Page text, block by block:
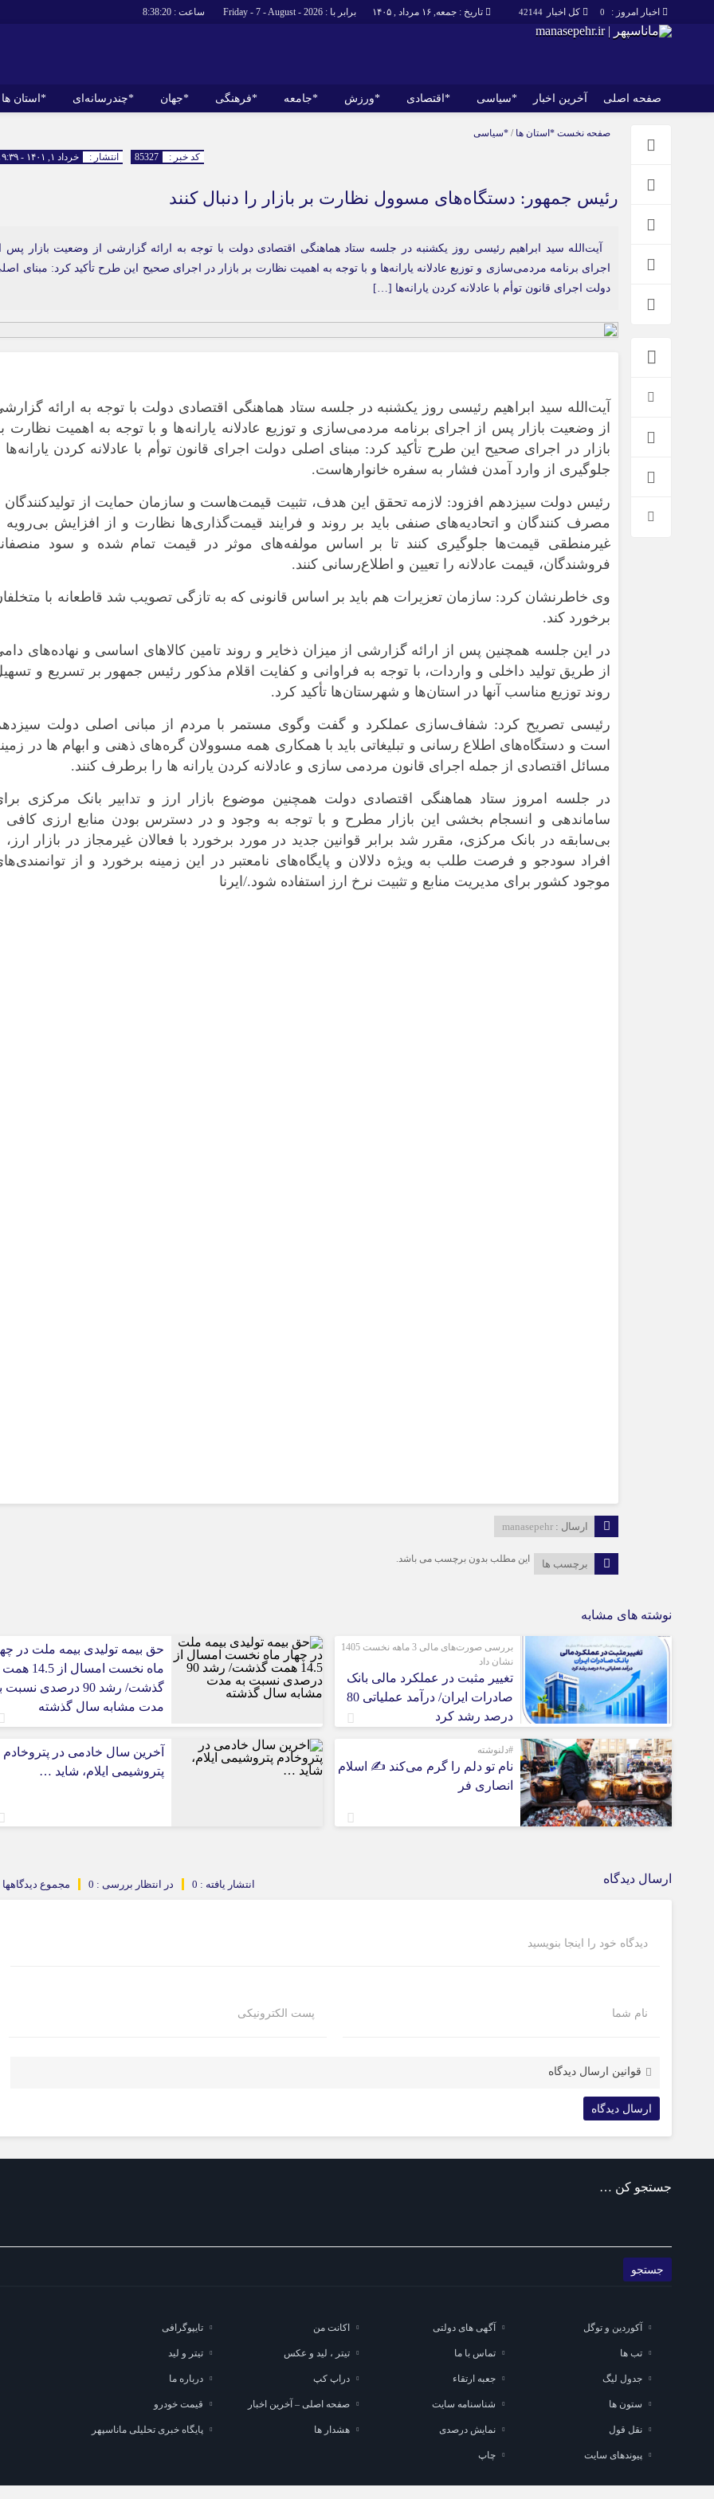
کل اخبار 42144 اخبار امروز : 0 تاریخ : جمعه, ۱۶ مرداد , ۱۴۰۵ برابر با : Friday - 7 - August - 2026 ساعت : 8:38:20
صفحه اصلی آخرین اخبار *سیاسی *اقتصادی *ورزش *جامعه *فرهنگی *جهان *چندرسانه‌ای *استان ها
مجلس
احزاب و تشکلها
بانک ها
اخبار بورس
ارتباطات و
تبلیغات
*فرهنگی *جهان
فیلم
عکس
صوت و فیلم
آذربایجان
اصفهان
البرز
بوشهر
تهران
خراسان
خراسان
خراسان
خوزستان
صفحه نخست *استان ها / *سیاسی
انتشار : خرداد ۱, ۱۴۰۱ - ۱۹:۳۹ کد خبر : 85327
رئیس‌ جمهور: دستگاه‌های مسوول نظارت بر بازار را دنبال کنند
آیت‌الله سید ابراهیم رئیسی روز یکشنبه در جلسه ستاد هماهنگی اقتصادی دولت با توجه به ارائه گزارشی از وضعیت بازار پس
اجرای برنامه مردمی‌سازی و توزیع عادلانه یارانه‌ها و با توجه به اهمیت نظارت بر بازار در اجرای صحیح این طرح تأکید کرد: مبنای
دولت اجرای قانون توأم با عادلانه کردن یارانه‌ها […]
آیت‌الله سید ابراهیم رئیسی روز یکشنبه در جلسه ستاد هماهنگی اقتصادی دولت با توجه به ارائه
از وضعیت بازار پس از اجرای برنامه مردمی‌سازی و توزیع عادلانه یارانه‌ها و با توجه به اهمیت نظارت
بازار در اجرای صحیح این طرح تأکید کرد: مبنای اصلی دولت اجرای قانون توأم با عادلانه کردن یارانه‌ها
جلوگیری از وارد آمدن فشار به سفره خانوارهاست.
رئیس دولت سیزدهم افزود: لازمه تحقق این هدف، تثبیت قیمت‌هاست و سازمان حمایت از تولیدکنندگان
مصرف کنندگان و اتحادیه‌های صنفی باید بر روند و فرایند قیمت‌گذاری‌ها نظارت و از افزایش بی‌رویه
غیرمنطقی قیمت‌ها جلوگیری کنند تا بر اساس مولفه‌های موثر در قیمت تمام شده و سود
فروشندگان، قیمت عادلانه را تعیین و اطلاع‌رسانی کنند.
وی خاطرنشان کرد: سازمان تعزیرات هم باید بر اساس قانونی که به تازگی تصویب شد قاطعانه با
برخورد کند.
در این جلسه همچنین پس از ارائه گزارشی از میزان ذخایر و روند تامین کالاهای اساسی و نهاده‌های
از طریق تولید داخلی و واردات، با توجه به فراوانی و کفایت اقلام مذکور رئیس جمهور بر تسریع و
روند توزیع مناسب آنها در استان‌ها و شهرستان‌ها تأکید کرد.
رئیسی تصریح کرد: شفاف‌سازی عملکرد و گفت وگوی مستمر با مردم از مبانی اصلی دولت
است و دستگاه‌های اطلاع رسانی و تبلیغاتی باید با همکاری همه مسوولان گره‌های ذهنی و ابهام ها در
مسائل اقتصادی از جمله اجرای قانون مردمی سازی و عادلانه کردن یارانه ها را برطرف کنند.
در جلسه امروز ستاد هماهنگی اقتصادی دولت همچنین موضوع بازار ارز و تدابیر بانک مرکزی
ساماندهی و انسجام بخشی این بازار مطرح و با توجه به وجود و در دسترس بودن منابع ارزی کافی
بی‌سابقه در بانک مرکزی، مقرر شد برابر قوانین جدید در مورد برخورد با فعالان غیرمجاز در بازار ارز،
افراد سودجو و فرصت طلب به ویژه دلالان و پایگاه‌های نامعتبر در این زمینه برخورد و از
موجود کشور برای مدیریت منابع و تثبیت نرخ ارز استفاده شود./ایرنا
ارسال : manasepehr
برچسب ها این مطلب بدون برچسب می باشد.
نوشته های مشابه
بررسی صورت‌های مالی 3 ماهه نخست 1405
نشان داد
تغییر مثبت در عملکرد مالی بانک
صادرات ایران/ درآمد عملیاتی 80
درصد رشد کرد
حق بیمه تولیدی بیمه ملت در
ماه نخست امسال از 14.5 همت
گذشت/ رشد 90 درصدی
مدت مشابه سال گذشته
#دلنوشته
نام تو دلم را گرم می‌کند ✍️ اسلام
انصاری فر
آخرین سال خادمی در پتروخادم
پتروشیمی ایلام، شاید …
ارسال دیدگاه مجموع دیدگاهها در انتظار بررسی : 0 انتشار یافته : 0
دیدگاه خود را اینجا بنویسید
نام شما پست الکترونیکی
قوانین ارسال دیدگاه
جستجو کن …
آکوردین و توگل آگهی های دولتی اکانت من تایپوگرافی
تب ها تماس با ما تیتر ، لید و عکس تیتر و لید
جدول لیگ جعبه ارتقاء دراپ کپ درباره ما
ستون ها شناسنامه سایت صفحه اصلی – آخرین اخبار قیمت خودرو
نقل قول نمایش درصدی هشدار ها پایگاه خبری تحلیلی ماناسپهر
پیوندهای سایت چاپ